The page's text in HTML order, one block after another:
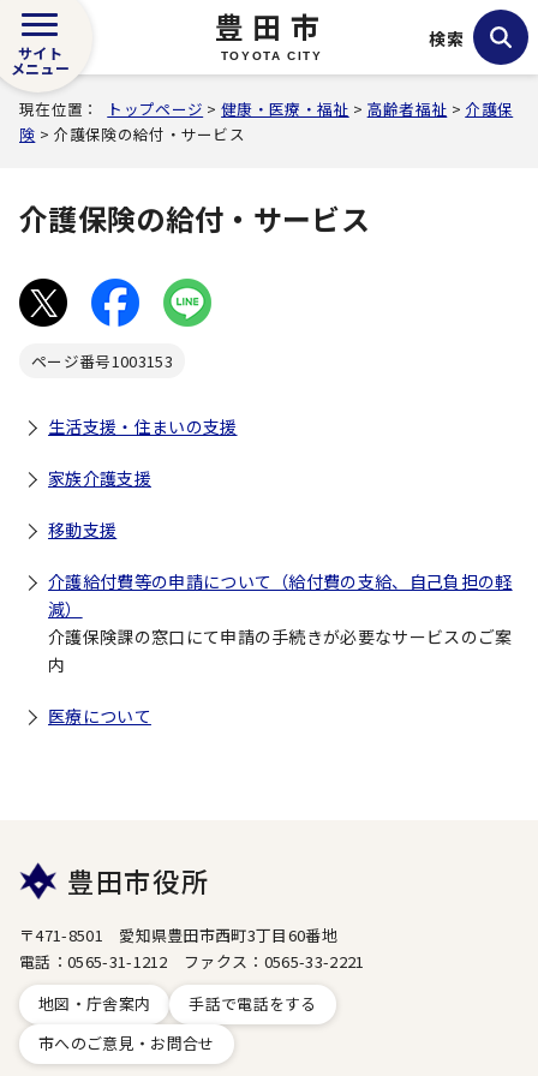
豊田市
TOYOTA CITY
サイト
メニュー
検索
現在位置： トップページ >健康・医療・福祉 > 高齢者福祉 > 介護保
険 > 介護保険の給付・サービス
介護保険の給付・サービス
ページ番号1003153
生活支援・住まいの支援
家族介護支援
移動支援
介護給付費等の申請について（給付費の支給、自己負担の軽
減）
介護保険課の窓口にて申請の手続きが必要なサービスのご案
内
医療について
豊田市役所
〒471-8501 愛知県豊田市西町3丁目60番地
電話：0565-31-1212 ファクス：0565-33-2221
地図・庁舎案内
手話で電話をする
市へのご意見・お問合せ